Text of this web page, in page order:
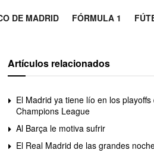
DE MADRID FÓRMULA 1
Artículos relacionados
El Madrid ya tiene lío en los playoffs
Champions League
Al Barça le motiva sufrir
El Real Madrid de las grandes